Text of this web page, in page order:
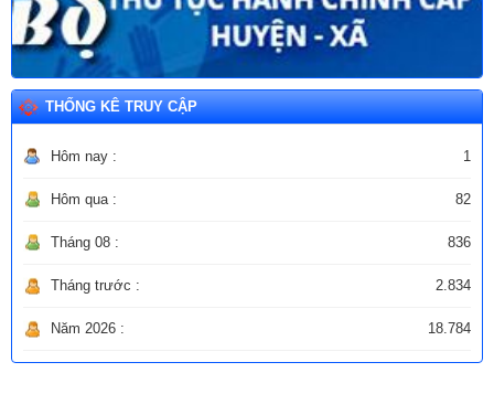
THỐNG KÊ TRUY CẬP
Hôm nay : 1
Hôm qua : 82
Tháng 08 : 836
Tháng trước : 2.834
Năm 2026 : 18.784